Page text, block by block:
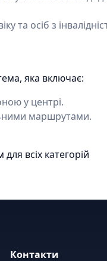
та осіб з
яка включає:
у центрі.
маршрутами.
всіх категорій
Контакти